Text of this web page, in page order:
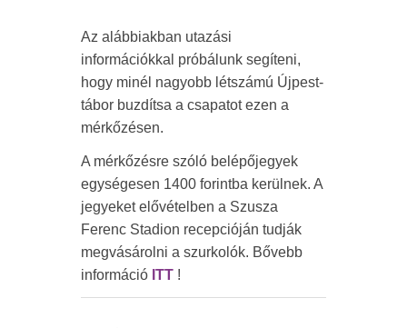
Az alábbiakban utazási
információkkal próbálunk segíteni,
hogy minél nagyobb létszámú Újpest-
tábor buzdítsa a csapatot ezen a
mérkőzésen.
A mérkőzésre szóló belépőjegyek
egységesen 1400 forintba kerülnek. A
jegyeket elővételben a Szusza
Ferenc Stadion recepcióján tudják
megvásárolni a szurkolók. Bővebb
információ ITT !